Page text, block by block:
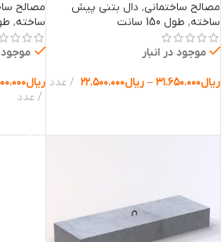
مصالح ساختمانی, دال بتنی پیش
ساخته, طول 150 سانت
موجود در انبار
ریال۳۱.۶۵۰.۰۰۰ – ریال۲۲.۵۰۰.۰۰۰ عدد
مصالح
ساخته, طول
موجود
ریال
عدد